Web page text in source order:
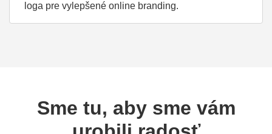
loga pre vylepšené online branding.
Sme tu, aby sme vám